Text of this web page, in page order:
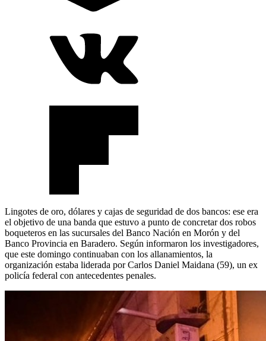
Lingotes de oro, dólares y cajas de seguridad de dos bancos: ese era
el objetivo de una banda que estuvo a punto de concretar dos robos
boqueteros en las sucursales del Banco Nación en Morón y del
Banco Provincia en Baradero. Según informaron los investigadores,
que este domingo continuaban con los allanamientos, la
organización estaba liderada por Carlos Daniel Maidana (59), un ex
policía federal con antecedentes penales.